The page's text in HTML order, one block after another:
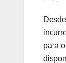
para